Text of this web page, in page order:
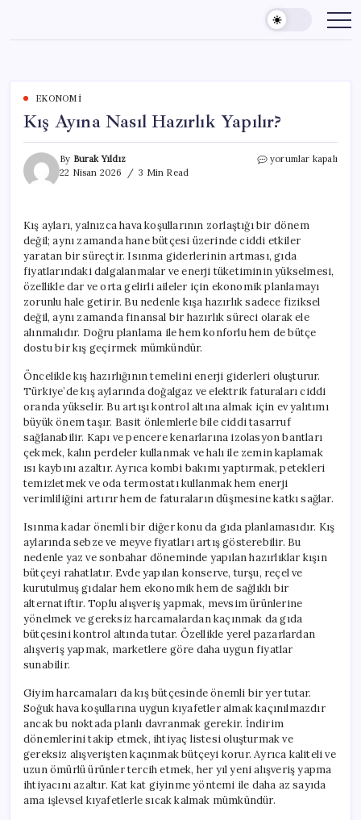
content
EKONOMI
Kış Ayına Nasıl Hazırlık Yapılır?
By Burak Yıldız
22 Nisan 2026
3 Min Read
Kış
için
yorumlar kapalı
Kış ayları, yalnızca hava koşullarının zorlaştığı bir dönem
değil; aynı zamanda hane bütçesi üzerinde ciddi etkiler
yaratan bir süreçtir. Isınma giderlerinin artması, gıda
fiyatlarındaki dalgalanmalar ve enerji tüketiminin yükselmesi,
özellikle dar ve orta gelirli aileler için ekonomik planlamayı
zorunlu hale getirir. Bu nedenle kışa hazırlık sadece fiziksel
değil, aynı zamanda finansal bir hazırlık süreci olarak ele
alınmalıdır. Doğru planlama ile hem konforlu hem de bütçe
dostu bir kış geçirmek mümkündür.
Öncelikle kış hazırlığının temelini enerji giderleri oluşturur.
Türkiye’de kış aylarında doğalgaz ve elektrik faturaları ciddi
oranda yükselir. Bu artışı kontrol altına almak için ev yalıtımı
büyük önem taşır. Basit önlemlerle bile ciddi tasarruf
sağlanabilir. Kapı ve pencere kenarlarına izolasyon bantları
çekmek, kalın perdeler kullanmak ve halı ile zemin kaplamak
ısı kaybını azaltır. Ayrıca kombi bakımı yaptırmak, petekleri
temizletmek ve oda termostatı kullanmak hem enerji
verimliliğini artırır hem de faturaların düşmesine katkı sağlar.
Isınma kadar önemli bir diğer konu da gıda planlamasıdır. Kış
aylarında sebze ve meyve fiyatları artış gösterebilir. Bu
nedenle yaz ve sonbahar döneminde yapılan hazırlıklar kışın
bütçeyi rahatlatır. Evde yapılan konserve, turşu, reçel ve
kurutulmuş gıdalar hem ekonomik hem de sağlıklı bir
alternatiftir. Toplu alışveriş yapmak, mevsim ürünlerine
yönelmek ve gereksiz harcamalardan kaçınmak da gıda
bütçesini kontrol altında tutar. Özellikle yerel pazarlardan
alışveriş yapmak, marketlere göre daha uygun fiyatlar
sunabilir.
Giyim harcamaları da kış bütçesinde önemli bir yer tutar.
Soğuk hava koşullarına uygun kıyafetler almak kaçınılmazdır
ancak bu noktada planlı davranmak gerekir. İndirim
dönemlerini takip etmek, ihtiyaç listesi oluşturmak ve
gereksiz alışverişten kaçınmak bütçeyi korur. Ayrıca kaliteli ve
uzun ömürlü ürünler tercih etmek, her yıl yeni alışveriş yapma
ihtiyacını azaltır. Kat kat giyinme yöntemi ile daha az sayıda
ama işlevsel kıyafetlerle sıcak kalmak mümkündür.